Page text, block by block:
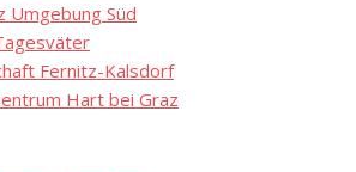
Umgebung Süd
Fernitz-Kalsdorf
Hart bei Graz